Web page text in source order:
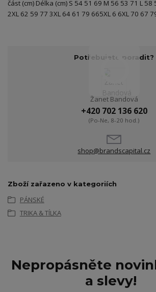
část (cm) Délka (cm) S 54 51 69 M 56 53 71 L 58
2XL 62 59 77 3XL 64 61 79 665XL 6 6XL 70 67
Potřebujete poradit?
Žanet Bandová
+420 702 136 620
(Po-Ne, 8-20 hod.)
shop@brandscapital.cz
Zboží zařazeno v kategoriích
PÁNSKÉ
TRIKA & TÍLKA
Nepropásněte
a slevy!